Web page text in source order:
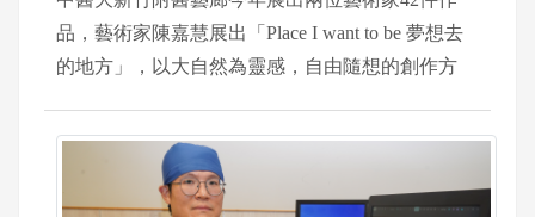
品，藝術家陳嘉慧展出「Place I want to be 夢想去
的地方」，以大自然為靈感，自由隨想的創作方
靈動與變化。藝術家林嘉妮的雕塑作品「Follow m
e」在單純的色彩中尋找自然與歲月的韻味，嬌憨
微胖的女人以柔美的姿態與純真樸拙的表達方式，